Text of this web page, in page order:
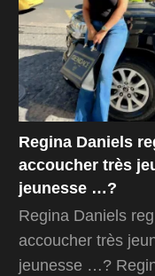
Regina Daniels
accoucher très
jeunesse …?
Regina Daniels
accoucher très
jeunesse …?